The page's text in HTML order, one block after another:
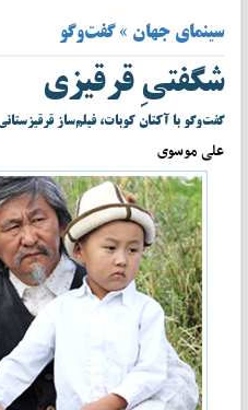
سینمای جهان » گفت‌وگو
شگفتیِ قرقیزی
گفت‌وگو با آکتان کوبات، فیلم‌ساز قرقیزستانی
علی موسوی